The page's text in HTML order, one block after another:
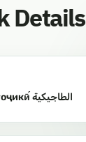
Details
Tajik забо́ни тоҷикӣ́ الطاجيكية